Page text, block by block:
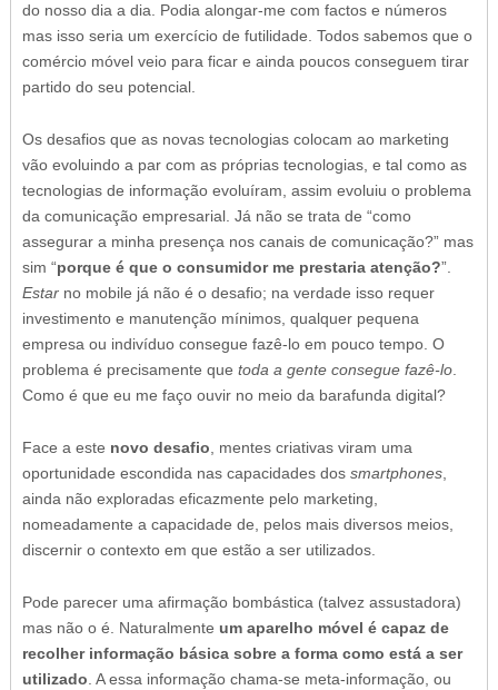
do nosso dia a dia. Podia alongar-me com factos e números
mas isso seria um exercício de futilidade. Todos sabemos que o
comércio móvel veio para ficar e ainda poucos conseguem tirar
partido do seu potencial.
Os desafios que as novas tecnologias colocam ao marketing
vão evoluindo a par com as próprias tecnologias, e tal como as
tecnologias de informação evoluíram, assim evoluiu o problema
da comunicação empresarial. Já não se trata de “como
assegurar a minha presença nos canais de comunicação?” mas
sim “porque é que o consumidor me prestaria atenção?”.
Estar no mobile já não é o desafio; na verdade isso requer
investimento e manutenção mínimos, qualquer pequena
empresa ou indivíduo consegue fazê-lo em pouco tempo. O
problema é precisamente que toda a gente consegue fazê-lo.
Como é que eu me faço ouvir no meio da barafunda digital?
Face a este novo desafio, mentes criativas viram uma
oportunidade escondida nas capacidades dos smartphones,
ainda não exploradas eficazmente pelo marketing,
nomeadamente a capacidade de, pelos mais diversos meios,
discernir o contexto em que estão a ser utilizados.
Pode parecer uma afirmação bombástica (talvez assustadora)
mas não o é. Naturalmente um aparelho móvel é capaz de
recolher informação básica sobre a forma como está a ser
utilizado. A essa informação chama-se meta-informação, ou